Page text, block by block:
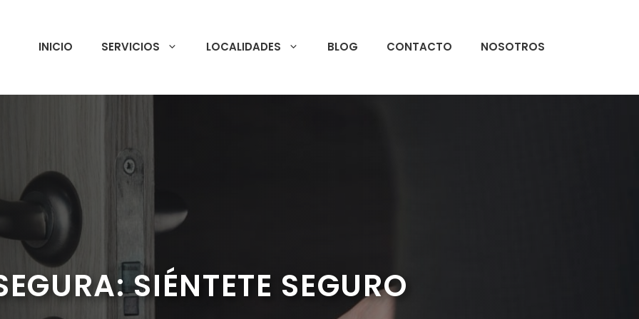
INICIO SERVICIOS LOCALIDADES BLOG CONTACTO NOSOTROS
SIÉNTETE SEGURO